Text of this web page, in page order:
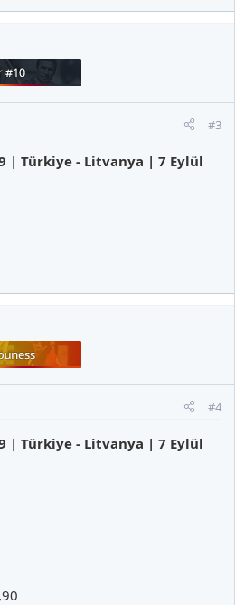
#3
| Türkiye - Litvanya | 7 Eylül
#4
| Türkiye - Litvanya | 7 Eylül